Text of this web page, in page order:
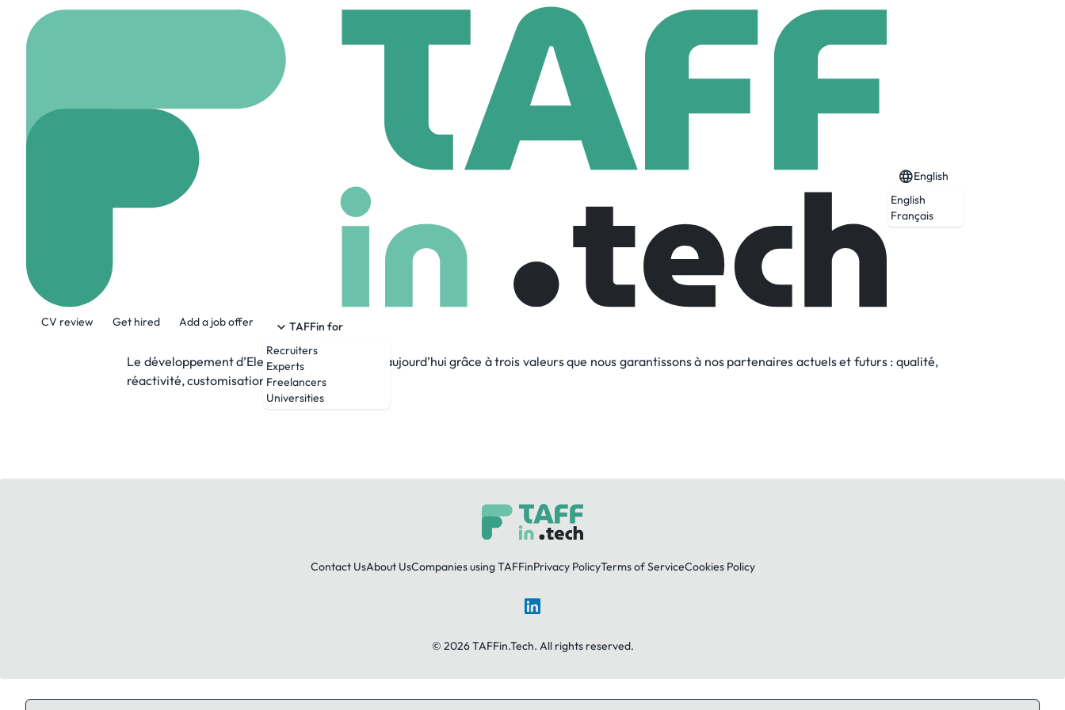
CV review Get hired Add a job offer
TAFFin for
Recruiters
Experts
Freelancers
Universities
English
English
Français
21 Employees
Electro-PJP est fabricant d'accessoires et instruments de test et mesure depuis 1979.
Nous concevons, fabriquons et assemblons nos produits à Tavaux (France).
Le développement d’Electro-PJP est possible aujourd’hui grâce à trois valeurs que nous garantissons à nos partenaires actuels et futurs : qualité,
réactivité, customisation.
Contact UsAbout UsCompanies using TAFFinPrivacy PolicyTerms of ServiceCookies Policy
LinkedIn
© 2026 TAFFin.Tech. All rights reserved.